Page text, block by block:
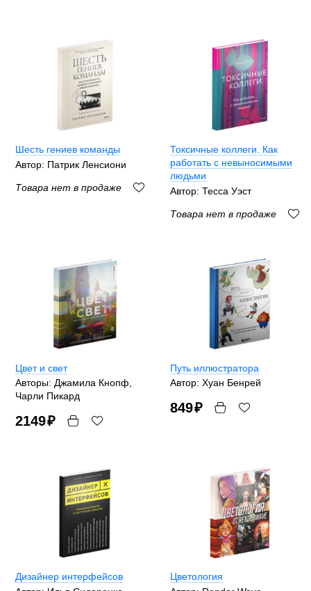
Шесть гениев команды
Автор: Патрик Ленсиони
Товара нет в продаже
Токсичные коллеги. Как
работать с невыносимыми
людьми
Автор: Тесса Уэст
Товара нет в продаже
Цвет и свет
Авторы: Джамила Кнопф,
Чарли Пикард
2149₽
Путь иллюстратора
Автор: Хуан Бенрей
849₽
Дизайнер интерфейсов
Цветология